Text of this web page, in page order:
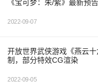
《宝可梦：朱/紫》最新预
2022-09-07
开放世界武侠游戏《燕云
制，部分特效CG渲染
2022-09-05